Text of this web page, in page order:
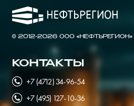
© 2012-2026 ООО «НЕФТЬРЕГИОН»
КОНТАКТЫ
+7 (4712) 34-96-54
+7 (495) 127-10-36